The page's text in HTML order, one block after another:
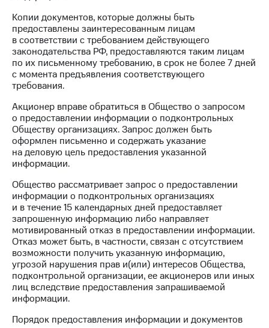
Медиа-центр
Пресс-
релизы
МТС
о технологиях
Достижения
Интервью
Финансовая
отчетность
Контакты
Новости
в
регионе
и акционерам
Корпоративное
управление
Корпоративный
Раскрытие
Копии документов, которые должны быть
предоставлены заинтересованным лицам
в соответствии с требованием действующего
законодательства РФ, предоставляются таким лицам
по их письменному требованию, в срок не более 7 дней
с момента предъявления соответствующего
требования.
Акционер вправе обратиться в Общество о запросом
о предоставлении информации о подконтрольных
Обществу организациях. Запрос должен быть
оформлен письменно и содержать указание
на деловую цель предоставления указанной
информации.
Общество рассматривает запрос о предоставлении
информации о подконтрольных организациях
и в течение 15 календарных дней предоставляет
запрошенную информацию либо направляет
мотивированный отказ в предоставлении информации.
Отказ может быть, в частности, связан с отсутствием
возможности получить указанную информацию,
угрозой нарушения прав и(или) интересов Общества,
подконтрольной организации, ее акционеров или иных
лиц вследствие предоставления запрашиваемой
информации.
Порядок предоставления информации и документов